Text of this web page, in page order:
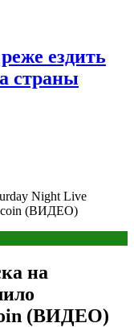
ездить
страны
Night Live
(ВИДЕО)
на
(ВИДЕО)